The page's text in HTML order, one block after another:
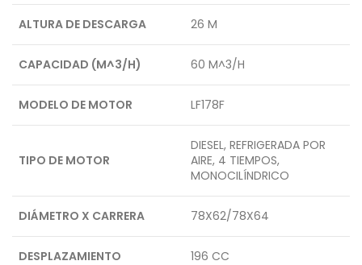
ALTURA DE DESCARGA 26 M
CAPACIDAD (M^3/H) 60 M^3/H
MODELO DE MOTOR LF178F
TIPO DE MOTOR
DIESEL, REFRIGERADA POR
AIRE, 4 TIEMPOS,
MONOCILÍNDRICO
DIÁMETRO X CARRERA 78X62/78X64
DESPLAZAMIENTO 196 CC